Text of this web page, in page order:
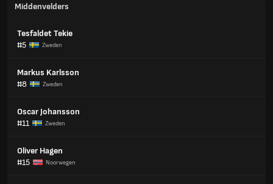
Middenvelders
Tesfaldet Tekie
#5
Zweden
Markus Karlsson
#8
Zweden
Oscar Johansson
#11
Zweden
Oliver Hagen
#15
Noorwegen